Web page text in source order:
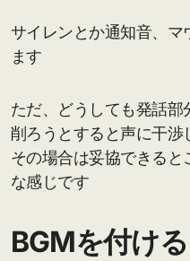
サイレンとか通知音、マ
ます
ただ、どうしても発話
削ろうとすると声に干渉
その場合は妥協できる
な感じです
BGMを付ける